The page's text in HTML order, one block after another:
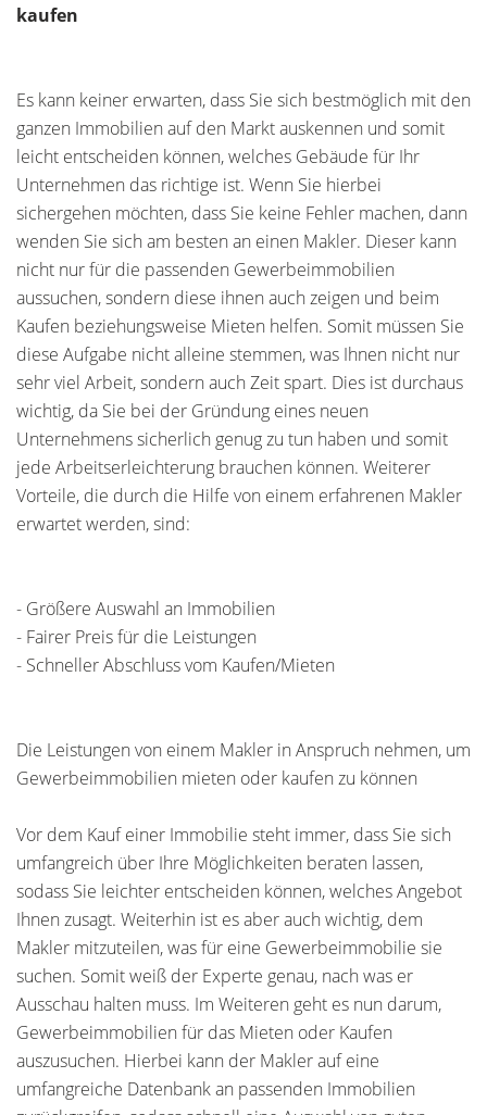
kaufen
Es kann keiner erwarten, dass Sie sich bestmöglich mit den
ganzen Immobilien auf den Markt auskennen und somit
leicht entscheiden können, welches Gebäude für Ihr
Unternehmen das richtige ist. Wenn Sie hierbei
sichergehen möchten, dass Sie keine Fehler machen, dann
wenden Sie sich am besten an einen Makler. Dieser kann
nicht nur für die passenden Gewerbeimmobilien
aussuchen, sondern diese ihnen auch zeigen und beim
Kaufen beziehungsweise Mieten helfen. Somit müssen Sie
diese Aufgabe nicht alleine stemmen, was Ihnen nicht nur
sehr viel Arbeit, sondern auch Zeit spart. Dies ist durchaus
wichtig, da Sie bei der Gründung eines neuen
Unternehmens sicherlich genug zu tun haben und somit
jede Arbeitserleichterung brauchen können. Weiterer
Vorteile, die durch die Hilfe von einem erfahrenen Makler
erwartet werden, sind:
- Größere Auswahl an Immobilien
- Fairer Preis für die Leistungen
- Schneller Abschluss vom Kaufen/Mieten
Die Leistungen von einem Makler in Anspruch nehmen, um
Gewerbeimmobilien mieten oder kaufen zu können
Vor dem Kauf einer Immobilie steht immer, dass Sie sich
umfangreich über Ihre Möglichkeiten beraten lassen,
sodass Sie leichter entscheiden können, welches Angebot
Ihnen zusagt. Weiterhin ist es aber auch wichtig, dem
Makler mitzuteilen, was für eine Gewerbeimmobilie sie
suchen. Somit weiß der Experte genau, nach was er
Ausschau halten muss. Im Weiteren geht es nun darum,
Gewerbeimmobilien für das Mieten oder Kaufen
auszusuchen. Hierbei kann der Makler auf eine
umfangreiche Datenbank an passenden Immobilien